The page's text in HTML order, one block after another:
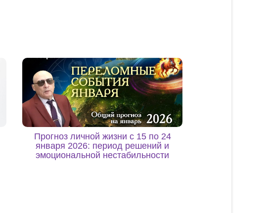
Прогноз личной жизни с 15 по 24
января 2026: период решений и
эмоциональной нестабильности